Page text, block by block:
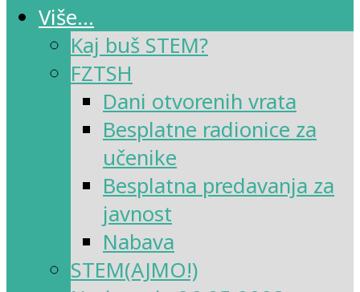
Više…
Kaj buš STEM?
FZTSH
Dani otvorenih vrata
Besplatne radionice za
učenike
Besplatna predavanja za
javnost
Nabava
STEM(AJMO!)